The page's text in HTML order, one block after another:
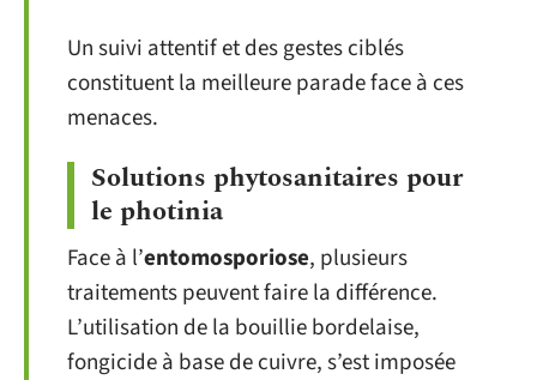
Un suivi attentif et des gestes ciblés
constituent la meilleure parade face à ces
menaces.
Solutions phytosanitaires pour
le photinia
Face à l’entomosporiose, plusieurs
traitements peuvent faire la différence.
L’utilisation de la bouillie bordelaise,
fongicide à base de cuivre, s’est imposée